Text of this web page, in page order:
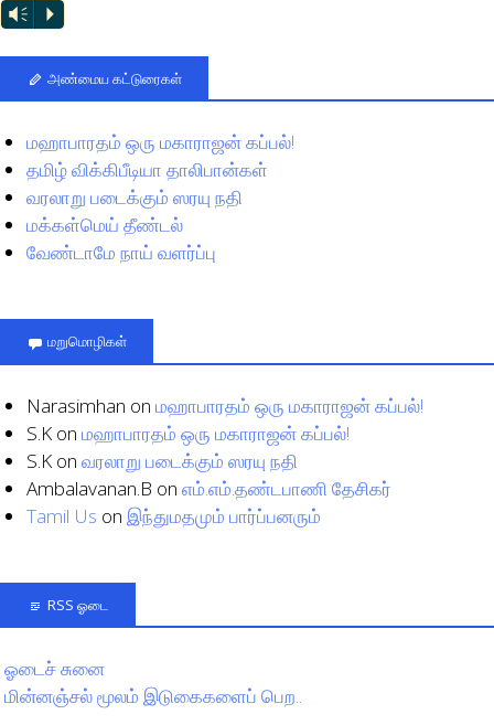
Vm P
அண்மைய கட்டுரைகள்
மஹாபாரதம் ஒரு மகாராஜன் கப்பல்!
தமிழ் விக்கிபீடியா தாலிபான்கள்
வரலாறு படைக்கும் ஸரயு நதி
மக்கள்மெய் தீண்டல்
வேண்டாமே நாய் வளர்ப்பு
மறுமொழிகள்
Narasimhan on மஹாபாரதம் ஒரு மகாராஜன் கப்பல்!
S.K on மஹாபாரதம் ஒரு மகாராஜன் கப்பல்!
S.K on வரலாறு படைக்கும் ஸரயு நதி
Ambalavanan.B on எம்.எம்.தண்டபாணி தேசிகர்
Tamil Us on இந்துமதமும் பார்ப்பனரும்
RSS ஓடை
ஓடைச் சுனை
மின்னஞ்சல் மூலம் இடுகைகளைப் பெற..